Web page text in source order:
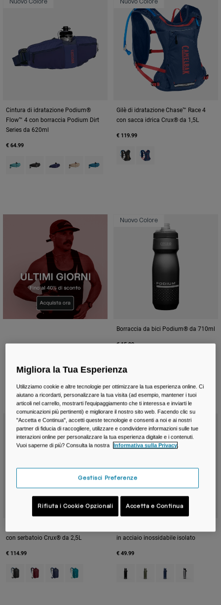
Nuovo Colore
Cintura di idratazione Podium®
Flow™ 4 con borraccia Podium Dirt
Series da 620ml
€ 64.99
Product swatch type of Arctic Blue.
Product swatch type of Black.
Product swatch type of Deep Sea.
Product swatch type of Moondust.
Product swatch type of Moroccan Blue.
Nuovo Colore
Gilè di idratazione Chase™ Race 4
con sacca idrica Crux® da 1,5L
€ 119.99
Product swatch type of Black.
Product swatch type of
Nuovo Colore
Borraccia da bici Podium® da 710ml
€ 15.99
con serbatoio Crux® da 2,5L
€ 114.99
Product swatch type of Black.
Product swatch type of Cabernet.
Product swatch type of Navy.
Product swatch type of Tahitian Tide.
Nuovo Colore
in acciaio inossidabile isolato
€ 49.99
Product swatch type of Black.
Product swatch type of
Product swatch
Product
Migliora la Tua Esperienza
Utilizziamo cookie e altre tecnologie per ottimizzare la tua esperienza online. Ci
aiutano a ricordarti, personalizzare la tua visita (ad esempio, mantener i tuoi
articoli nel carrello, mostrarti l’equipaggiamento che ti interessa e inviarti le
comunicazioni più pertinenti) e migliorare il nostro sito web. Facendo clic su
"Accetta e Continua", accetti queste tecnologie e consenti a noi e ai nostri
partner di fiducia di raccogliere, utilizzare e condividere informazioni sulle tue
interazioni online per personalizzare la tua esperienza digitale e i contenuti.
Vuoi saperne di più? Consulta la nostra
Informativa sulla Privacy.
Gestisci Preferenze
Rifiuta i Cookie Opzionali Accetta e Continua